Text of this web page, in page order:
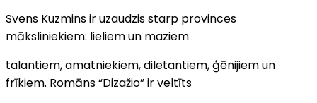
Svens Kuzmins ir uzaudzis starp provinces
māksliniekiem: lieliem un maziem
talantiem, amatniekiem, diletantiem, ģēnijiem un
frīkiem. Romāns “Dizažio” ir veltīts